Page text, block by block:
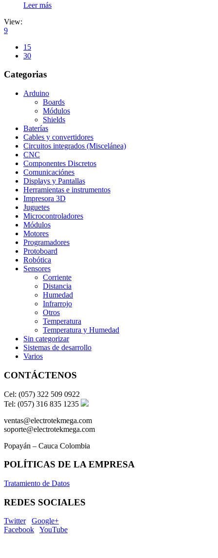
Leer más
View:
9
15
30
Categorias
Arduino
Boards
Módulos
Shields
Baterías
Cables y convertidores
Circuitos integrados (Miscelánea)
CNC
Componentes Discretos
Comunicaciónes
Displays y Pantallas
Herramientas e instrumentos
Impresora 3D
Juguetes
Microcontroladores
Módulos
Motores
Programadores
Protoboard
Robótica
Sensores
Corriente
Distancia
Humedad
Infrarrojo
Otros
Temperatura
Temperatura y Humedad
Sin categorizar
Sistemas de desarrollo
Varios
CONTÁCTENOS
Cel: (057) 322 509 0922
Tel: (057) 316 835 1235
ventas@electrotekmega.com
soporte@electrotekmega.com
Popayán – Cauca Colombia
POLÍTICAS DE LA EMPRESA
Tratamiento de Datos
REDES SOCIALES
Twitter
Google+
Facebook
YouTube